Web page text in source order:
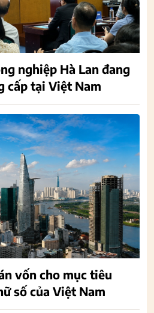
nghiệp Hà Lan đang
cấp tại Việt Nam
vốn cho mục tiêu
số của Việt Nam